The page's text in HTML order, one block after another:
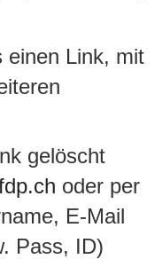
einen Link, mit
gelöscht
oder per
E-Mail
Pass, ID)